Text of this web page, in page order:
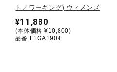
セール
ト／ワーキング) ウィメンズ
¥11,880
(本体価格 ¥10,800)
品番 F1GA1904